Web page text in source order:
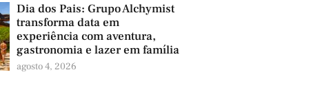
Dia dos Pais: Grupo Alchymist
transforma data em
experiência com aventura,
gastronomia e lazer em família
agosto 4, 2026